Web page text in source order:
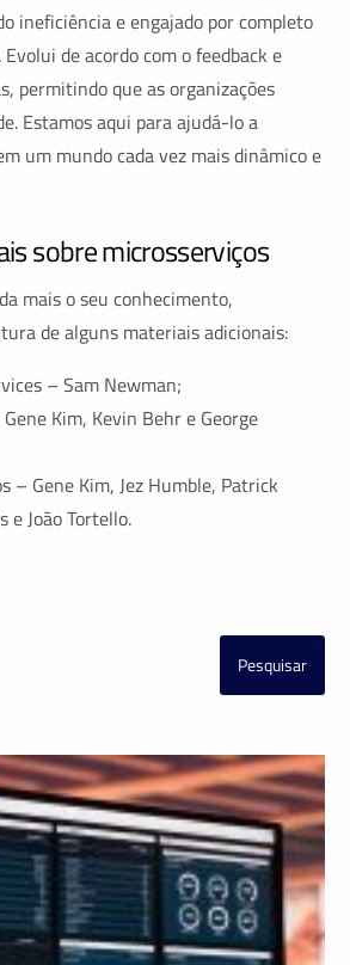
ineficiência e engajado por completo
de acordo com o feedback e
permitindo que as organizações
Estamos aqui para ajudá-lo a
um mundo cada vez mais dinâmico e
sobre microsserviços
mais o seu conhecimento,
de alguns materiais adicionais:
– Sam Newman;
Kim, Kevin Behr e George
– Gene Kim, Jez Humble, Patrick
e João Tortello.
Pesquisar